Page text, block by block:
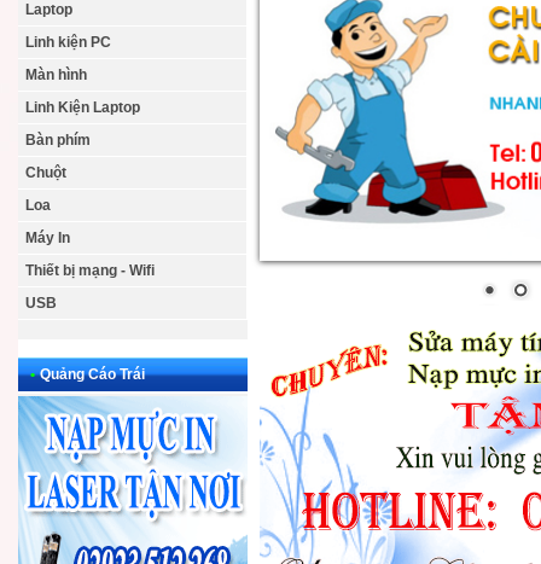
Laptop
Linh kiện PC
Màn hình
Linh Kiện Laptop
Bàn phím
Chuột
Loa
Máy In
Thiết bị mạng - Wifi
USB
• Quảng Cáo Trái